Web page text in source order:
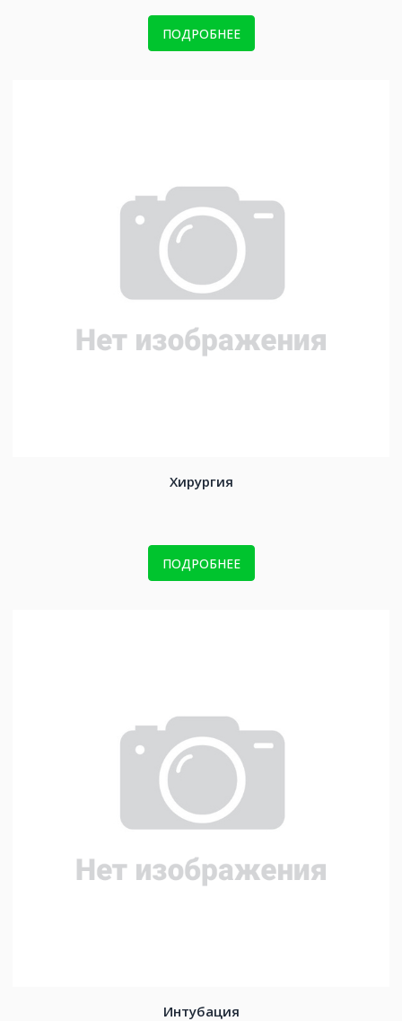
ПОДРОБНЕЕ
Хирургия
ПОДРОБНЕЕ
Интубация